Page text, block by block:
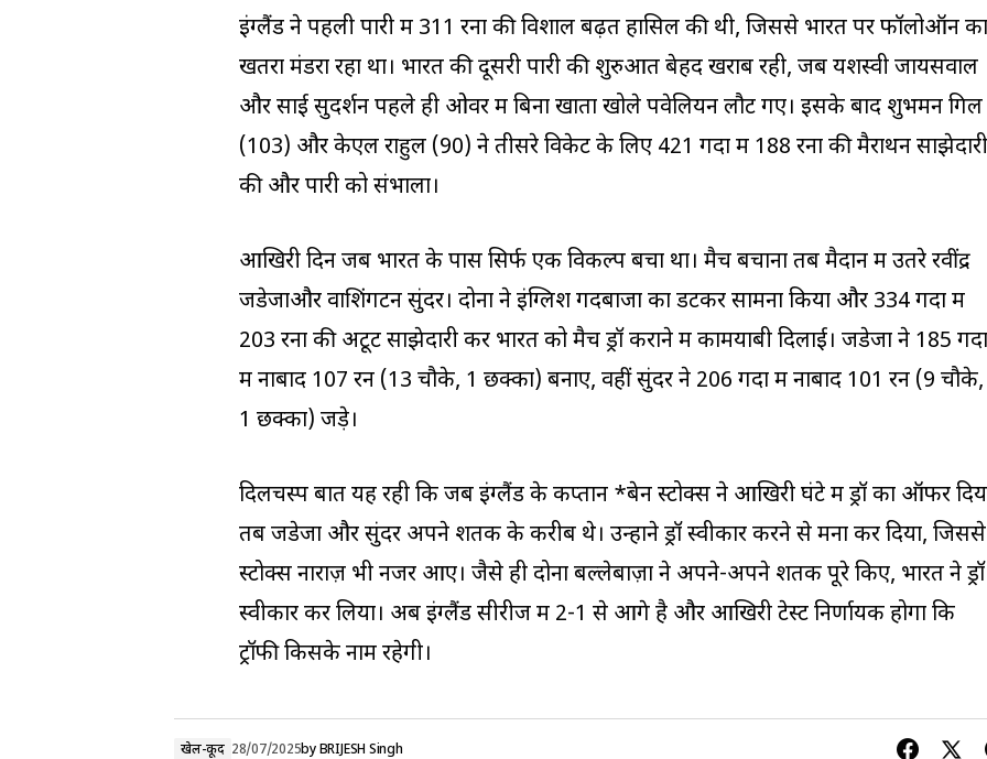
इंग्लैंड ने पहली पारी में 311 रनों की विशाल बढ़त हासिल की थी, जिससे भारत पर फॉलोऑन का
खतरा मंडरा रहा था। भारत की दूसरी पारी की शुरुआत बेहद खराब रही, जब यशस्वी जायसवाल
और साई सुदर्शन पहले ही ओवर में बिना खाता खोले पवेलियन लौट गए। इसके बाद शुभमन गिल
(103) और केएल राहुल (90) ने तीसरे विकेट के लिए 421 गेंदों में 188 रनों की मैराथन साझेदारी
की और पारी को संभाला।
आखिरी दिन जब भारत के पास सिर्फ एक विकल्प बचा था। मैच बचाना तब मैदान में उतरे रवींद्र
जडेजाऔर वाशिंगटन सुंदर। दोनों ने इंग्लिश गेंदबाजों का डटकर सामना किया और 334 गेंदों में
203 रनों की अटूट साझेदारी कर भारत को मैच ड्रॉ कराने में कामयाबी दिलाई। जडेजा ने 185 गेंदों
में नाबाद 107 रन (13 चौके, 1 छक्का) बनाए, वहीं सुंदर ने 206 गेंदों में नाबाद 101 रन (9 चौके,
1 छक्का) जड़े।
दिलचस्प बात यह रही कि जब इंग्लैंड के कप्तान *बेन स्टोक्स ने आखिरी घंटे में ड्रॉ का ऑफर
तब जडेजा और सुंदर अपने शतक के करीब थे। उन्होंने ड्रॉ स्वीकार करने से मना कर दिया, जिससे
स्टोक्स नाराज़ भी नजर आए। जैसे ही दोनों बल्लेबाज़ों ने अपने-अपने शतक पूरे किए, भारत ने ड्रॉ
स्वीकार कर लिया। अब इंग्लैंड सीरीज में 2-1 से आगे है और आखिरी टेस्ट निर्णायक होगा कि
ट्रॉफी किसके नाम रहेगी।
खेल-कूद 28/07/2025byBRIJESH Singh